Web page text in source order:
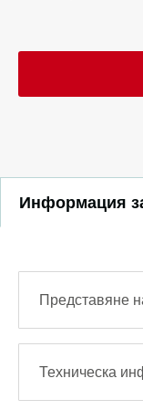
Информация
Представяне
Техническа